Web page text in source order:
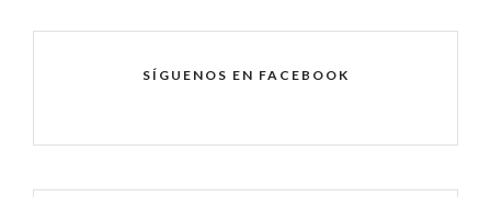
SÍGUENOS EN FACEBOOK